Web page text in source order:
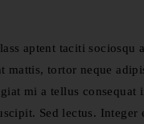
aptent taciti
mattis, tortor neque
mi a tellus
Sed lectus.